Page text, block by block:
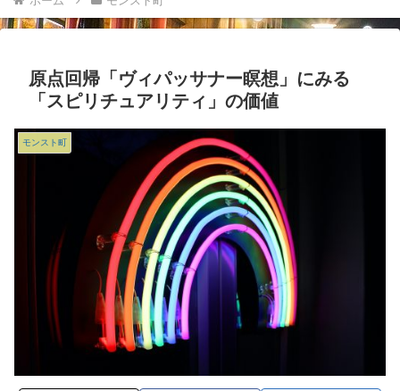
原点回帰「ヴィパッサナー瞑想」にみる
「スピリチュアリティ」の価値
モンスト町